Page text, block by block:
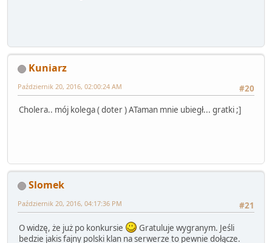
Kuniarz
#20
Październik 20, 2016, 02:00:24 AM
Cholera.. mój kolega ( doter ) ATaman mnie ubiegł... gratki ;]
Slomek
#21
Październik 20, 2016, 04:17:36 PM
O widzę, że już po konkursie
Gratuluje wygranym. Jeśli
bedzie jakis fajny polski klan na serwerze to pewnie dołącze.